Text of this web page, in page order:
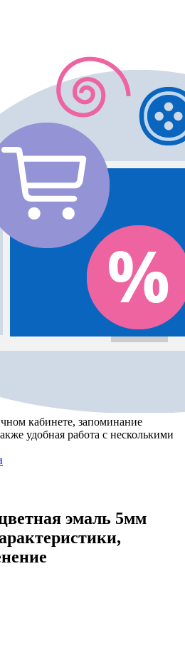
кабинете, запоминание
удобная работа с несколькими
эмаль 5мм